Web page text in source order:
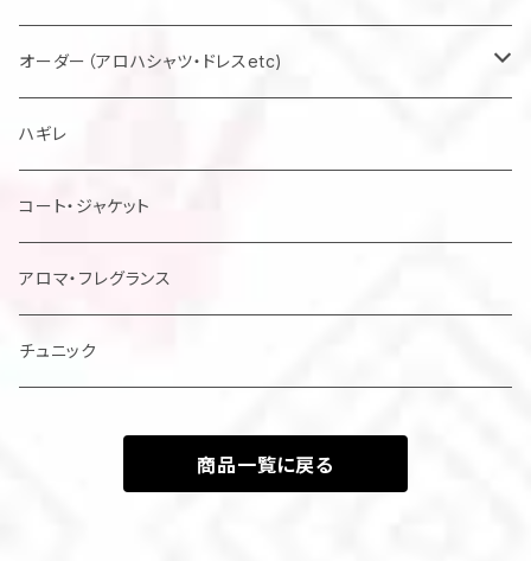
マスク
オーダー（アロハシャツ・ドレスetc)
メンズアロハシャツ他
レディスドレス・シャツ他
ハギレ
コート・ジャケット
アロマ・フレグランス
チュニック
商品一覧に戻る